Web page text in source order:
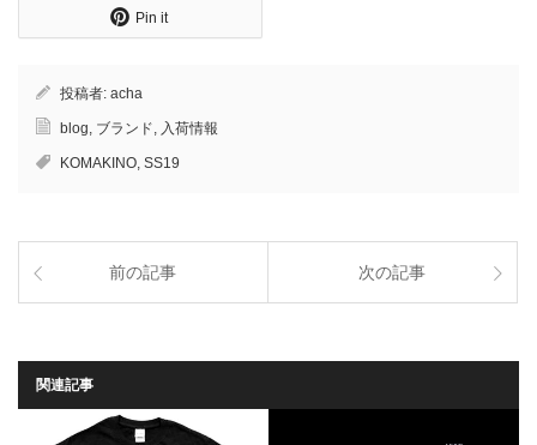
Pin it
投稿者: acha
blog, ブランド, 入荷情報
KOMAKINO, SS19
前の記事 次の記事
関連記事